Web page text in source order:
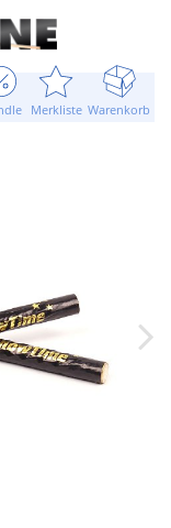
Merkliste Warenkorb